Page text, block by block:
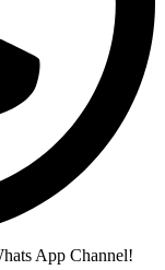
App Channel!